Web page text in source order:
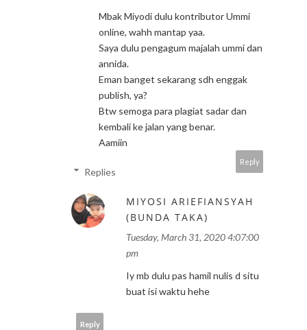
Mbak Miyodi dulu kontributor Ummi
online, wahh mantap yaa.
Saya dulu pengagum majalah ummi dan
annida.
Eman banget sekarang sdh enggak
publish, ya?
Btw semoga para plagiat sadar dan
kembali ke jalan yang benar.
Aamiin
Reply
Replies
MIYOSI ARIEFIANSYAH
(BUNDA TAKA)
Tuesday, March 31, 2020 4:07:00
pm
Iy mb dulu pas hamil nulis d situ
buat isi waktu hehe
Reply